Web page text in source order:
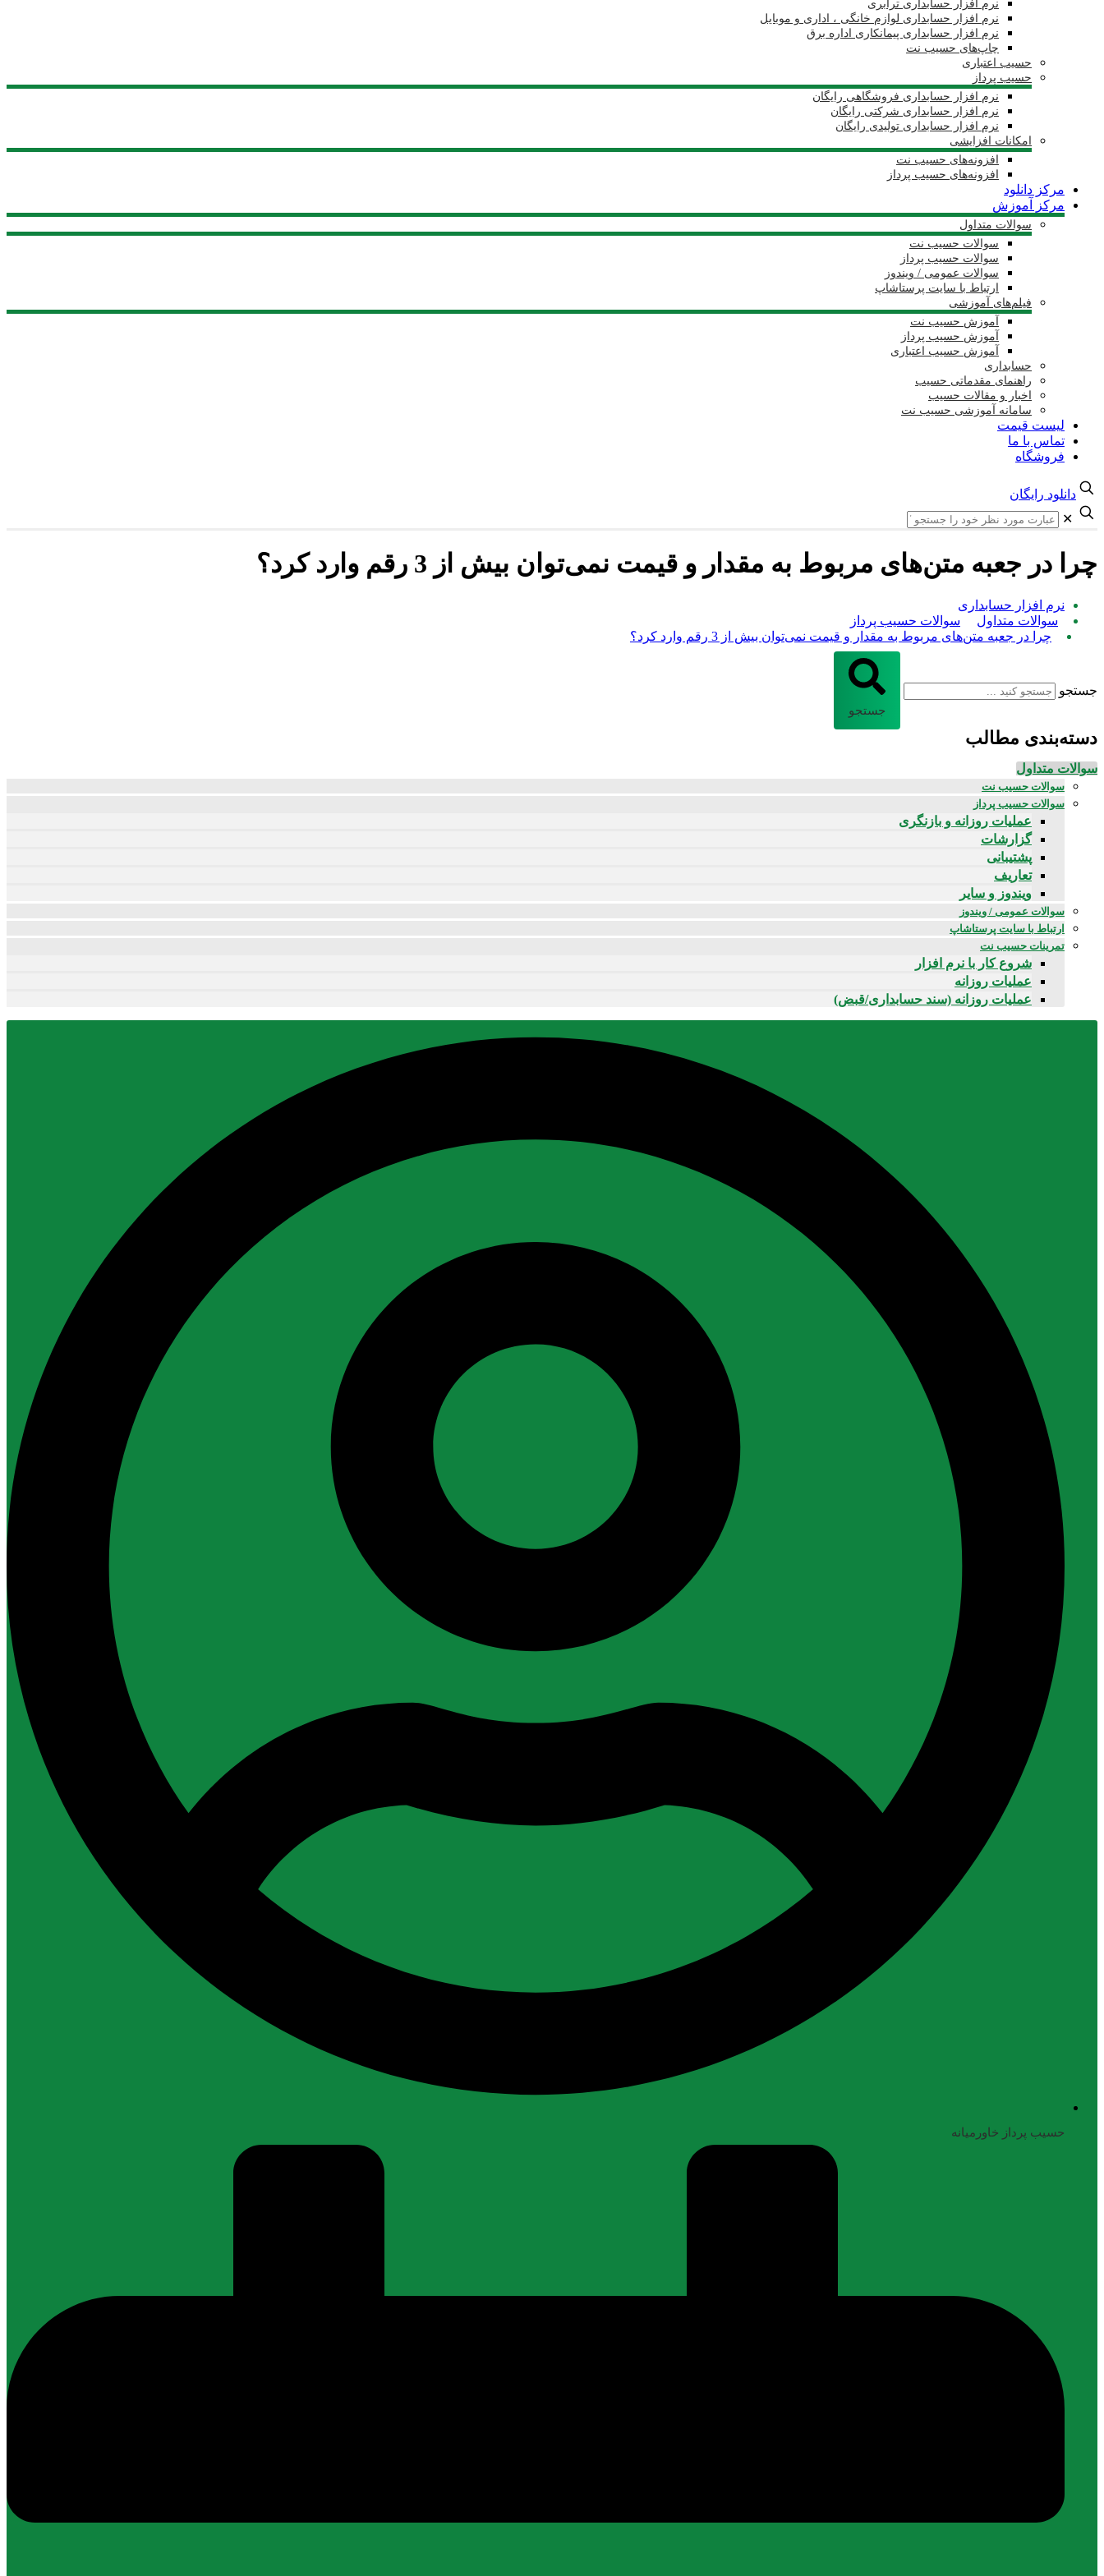
نرم افزار حسابداری ترابری
نرم افزار حسابداری لوازم خانگی ، اداری و موبایل
نرم افزار حسابداری پیمانکاری اداره برق
چاپ‌های حسیب نت
حسیب اعتباری
حسیب پرداز
نرم افزار حسابداری فروشگاهی رایگان
نرم افزار حسابداری شرکتی رایگان
نرم افزار حسابداری تولیدی رایگان
امکانات افزایشی
افزونه‌های حسیب نت
افزونه‌های حسیب پرداز
مرکز دانلود
مرکز آموزش
سوالات متداول
سوالات حسیب نت
سوالات حسیب پرداز
سوالات عمومی / ویندوز
ارتباط با سایت پرستاشاپ
فیلم‌های آموزشی
آموزش حسیب نت
آموزش حسیب پرداز
آموزش حسیب اعتباری
حسابداری
راهنمای مقدماتی حسیب
اخبار و مقالات حسیب
سامانه آموزشی حسیب نت
لیست قیمت
تماس با ما
فروشگاه
دانلود رایگان
✕
چرا در جعبه متن‌های مربوط به مقدار و قیمت نمی‌توان بیش از 3 رقم وارد کرد؟
نرم افزار حسابداری
سوالات متداول
سوالات حسیب پرداز
چرا در جعبه متن‌های مربوط به مقدار و قیمت نمی‌توان بیش از 3 رقم وارد کرد؟
جستجو
جستجو
دسته‌بندی مطالب
سوالات متداول
سوالات حسیب نت
سوالات حسیب پرداز
عملیات روزانه و بازنگری
گزارشات
پشتیبانی
تعاریف
ویندوز و سایر
سوالات عمومی / ویندوز
ارتباط با سایت پرستاشاپ
تمرینات حسیب نت
شروع کار با نرم افزار
عملیات روزانه
عملیات روزانه (سند حسابداری/قبض)
حسیب پرداز خاورمیانه